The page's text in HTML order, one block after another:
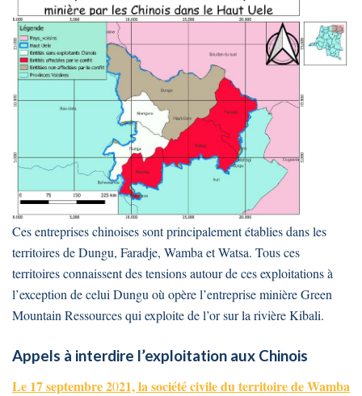
Ces entreprises chinoises sont principalement établies dans les
territoires de Dungu, Faradje, Wamba et Watsa. Tous ces
territoires connaissent des tensions autour de ces exploitations à
l’exception de celui Dungu où opère l’entreprise minière Green
Mountain Ressources qui exploite de l’or sur la rivière Kibali.
Appels à interdire l’exploitation aux Chinois
Le 17 septembre 2021, la société civile du territoire de Wamba